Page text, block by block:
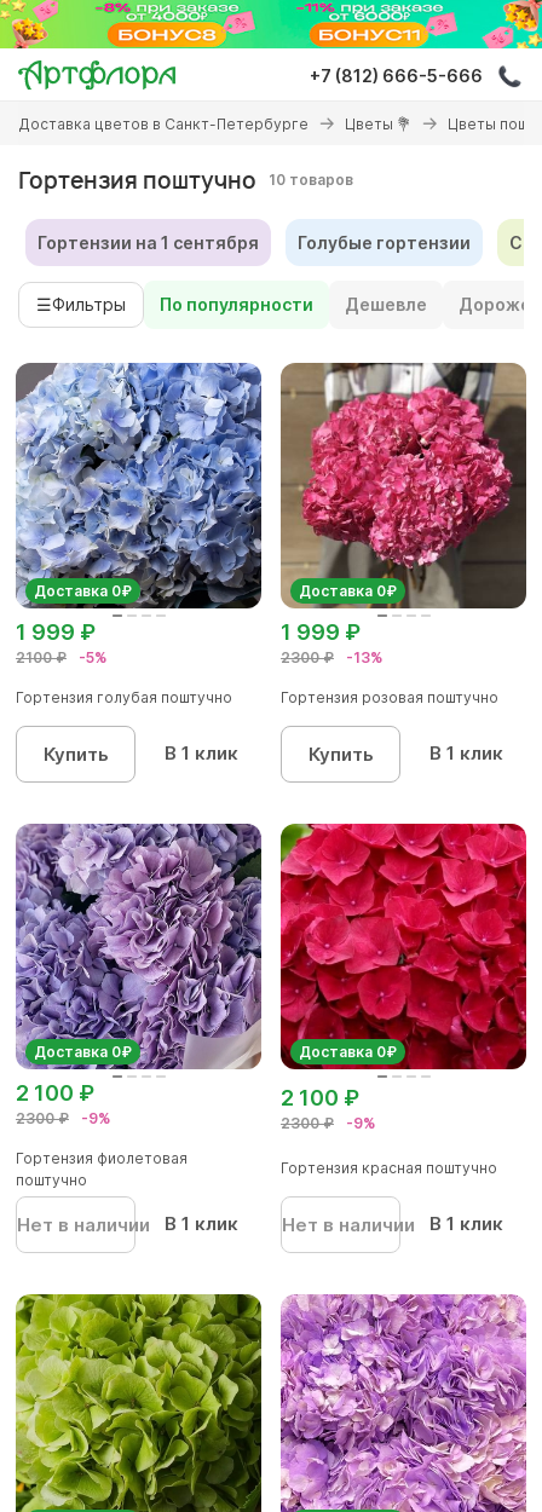
Перейти
основному
содержанию
+7 (812) 666-5-666
Вы
здесь
Доставка цветов в Санкт-Петербурге Цветы 💐 Цветы
Гортензия поштучно 10 товаров
Гортензии на 1 сентября Голубые гортензии
☰Фильтры По популярности Дешевле Дороже
Доставка 0₽
2100 ₽ -5%
1 999 ₽
Гортензия голубая поштучно
Купить В 1 клик
Доставка 0₽
2300 ₽ -13%
1 999 ₽
Гортензия розовая поштучно
Купить В 1 клик
Доставка 0₽
2300 ₽ -9%
2 100 ₽
Гортензия фиолетовая
поштучно
Нет в наличии В 1 клик
Доставка 0₽
2300 ₽ -9%
2 100 ₽
Гортензия красная поштучно
Нет в наличии В 1 клик